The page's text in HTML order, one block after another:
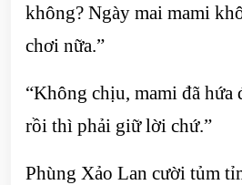
không? Ngày mai mami
chơi nữa.”
“Không chịu, mami đã hứa
rồi thì phải giữ lời chứ.”
Phùng Xảo Lan cười tủm